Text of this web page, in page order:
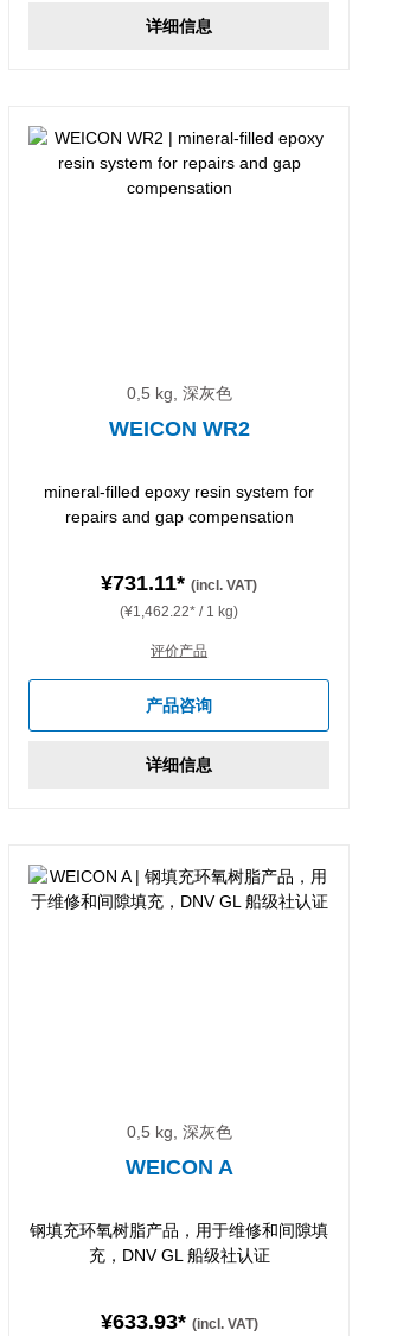
详细信息
0,5 kg, 深灰色
WEICON WR2
mineral-filled epoxy resin system for
repairs and gap compensation
¥731.11*(incl. VAT)
(¥1,462.22* / 1 kg)
评价产品
产品咨询
详细信息
0,5 kg, 深灰色
WEICON A
钢填充环氧树脂产品，用于维修和间隙填
充，DNV GL 船级社认证
¥633.93* (incl. VAT)